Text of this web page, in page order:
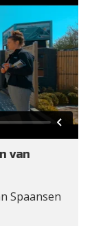
van
Spaansen